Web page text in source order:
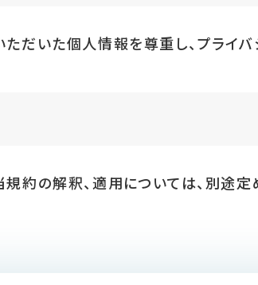
だいた個人情報を尊重し、プライ
約の解釈、適用については、別途